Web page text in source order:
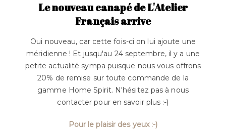
Le nouveau canapé de L'Atelier
Français arrive
Oui nouveau, car cette fois-ci on lui ajoute une
méridienne ! Et jusqu'au 24 septembre, il y a une
petite actualité sympa puisque nous vous offrons
20% de remise sur toute commande de la
gamme Home Spirit. N'hésitez pas à nous
contacter pour en savoir plus :-)
Pour le plaisir des yeux :-)